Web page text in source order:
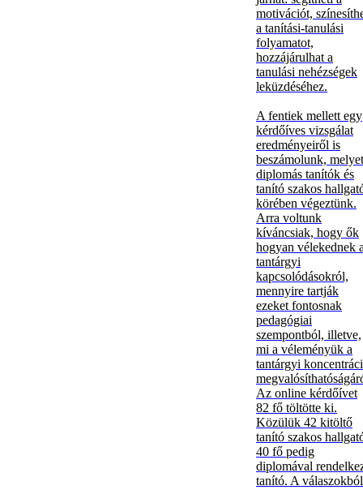
motivációt,
a tanítási-tanulási
folyamatot,
hozzájárulhat a
tanulási nehézségek
leküzdéséhez.
A fentiek mellett egy
kérdőíves vizsgálat
eredményeiről is
beszámolunk, melyet
diplomás tanítók és
tanító szakos
körében végeztünk.
Arra voltunk
kíváncsiak, hogy ők
hogyan vélekednek
tantárgyi
kapcsolódásokról,
mennyire tartják
ezeket fontosnak
pedagógiai
szempontból, illetve,
mi a véleményük a
tantárgyi
Az online kérdőívet
82 fő töltötte ki.
Közülük 42 kitöltő
tanító szakos
40 fő pedig
diplomával
tanító. A válaszokból